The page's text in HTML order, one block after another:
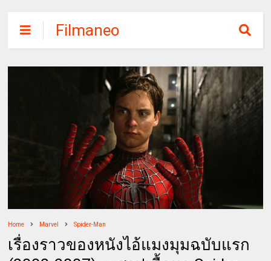
Filmaneo
Home Marvel Spider-Man
เรื่องราวของหนังไอ้แมงมุมฉบับแรก